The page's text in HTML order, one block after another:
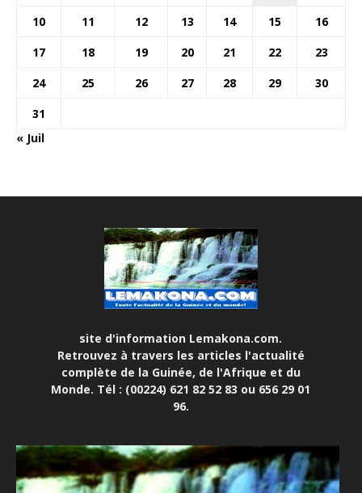
10
11 12 13 14 15
16
17
18 19 20 21 22
23
24
25 26 27 28 29
30
31
« Juil
site d'information Lemakona.com.
Retrouvez à travers les articles l'actualité
complète de la Guinée, de l'Afrique et du
Monde. Tél : (00224) 621 82 52 83 ou 656 29 01
96.